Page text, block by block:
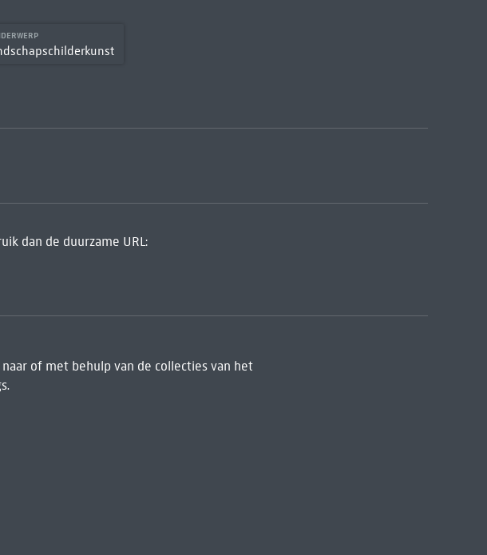
dan de duurzame URL:
of met behulp van de collecties van het